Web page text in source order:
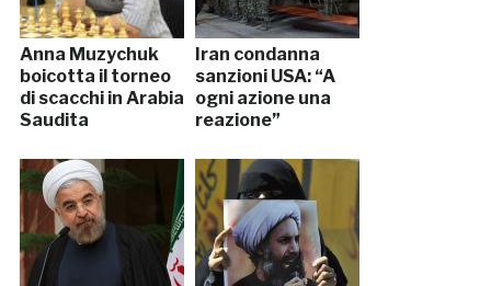
Anna Muzychuk
boicotta il torneo
di scacchi in Arabia
Saudita
Iran condanna
sanzioni USA: “A
ogni azione una
reazione”